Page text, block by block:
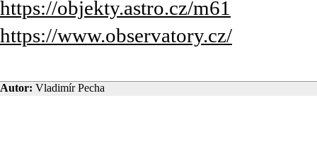
https://objekty.astro.cz/m61
https://www.observatory.cz/
Autor: Vladimír Pecha